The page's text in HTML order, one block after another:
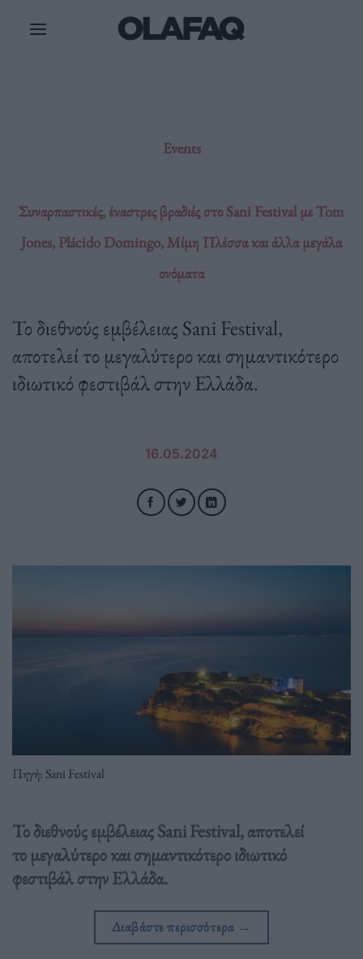
Events
Συναρπαστικές, έναστρες βραδιές στο Sani Festival με Tom
Jones, Plácido Domingo, Μίμη Πλέσσα και άλλα μεγάλα
ονόματα
Το διεθνούς εμβέλειας Sani Festival,
αποτελεί το μεγαλύτερο και σημαντικότερο
ιδιωτικό φεστιβάλ στην Ελλάδα.
16.05.2024
Πηγή: Sani Festival
Το διεθνούς εμβέλειας Sani Festival, αποτελεί
το μεγαλύτερο και σημαντικότερο ιδιωτικό
φεστιβάλ στην Ελλάδα.
Διαβάστε περισσότερα →